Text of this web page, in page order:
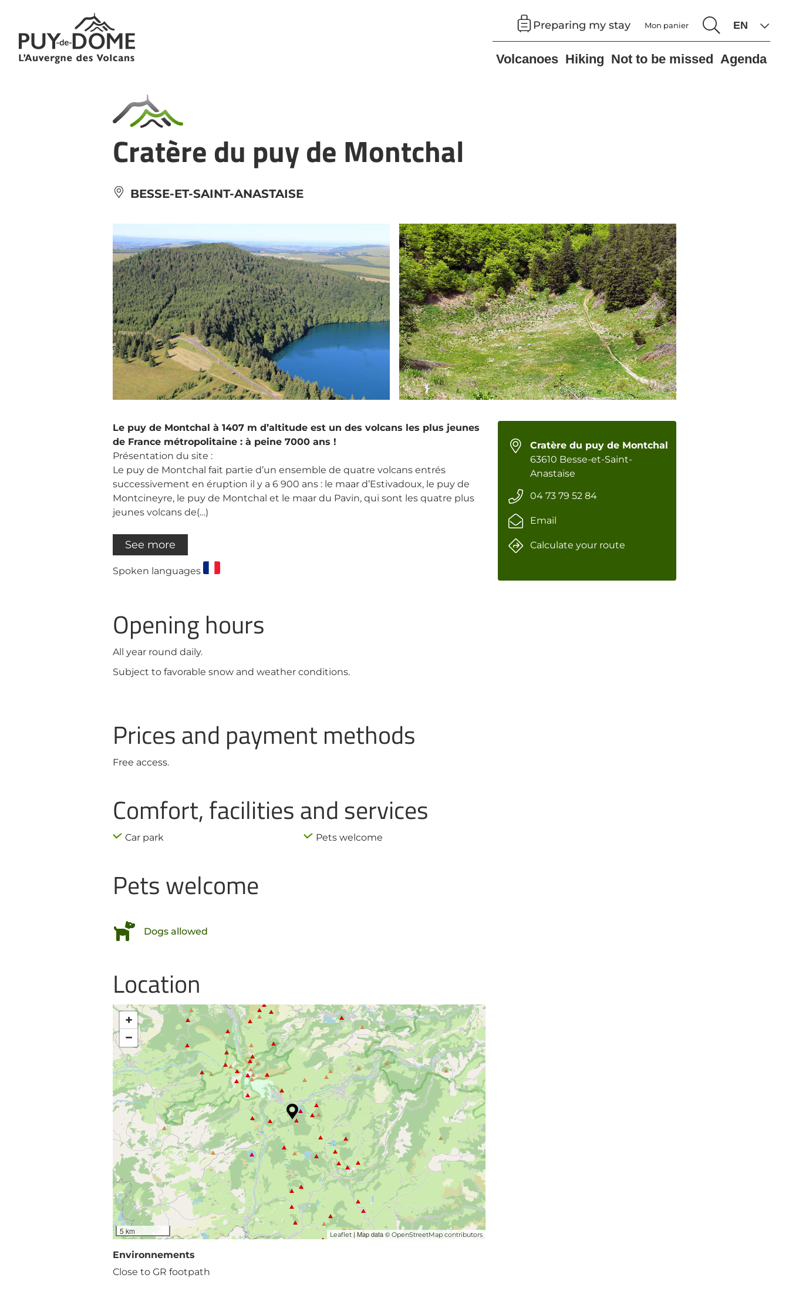
Preparing my stay Mon panier
Volcanoes Hiking Not to be missed Agenda
Cratère du puy de Montchal
BESSE-ET-SAINT-ANASTAISE
Le puy de Montchal à 1407 m d’altitude est un des volcans les plus jeunes
de France métropolitaine : à peine 7000 ans !
Présentation du site :
Le puy de Montchal fait partie d’un ensemble de quatre volcans entrés
successivement en éruption il y a 6 900 ans : le maar d’Estivadoux, le puy de
Montcineyre, le puy de Montchal et le maar du Pavin, qui sont les quatre plus
jeunes volcans de(…)
See more
Spoken languages
Opening hours
All year round daily.
Subject to favorable snow and weather conditions.
Prices and payment methods
Free access.
Comfort, facilities and services
Car park Pets welcome
Pets welcome
Dogs allowed
Location
+
−
5 km Leaflet| Map data © OpenStreetMap contributors
Environnements
Close to GR footpath
Cratère du puy de Montchal
63610 Besse-et-Saint-
Anastaise
04 73 79 52 84
Email
Calculate your route